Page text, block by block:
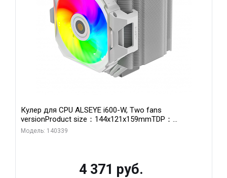
Кулер для CPU ALSEYE i600-W, Two fans
versionProduct size：144x121x159mmTDP：
270WSoldering technology CD textureApplication:Intel：
Модель: 140339
4 371 руб.